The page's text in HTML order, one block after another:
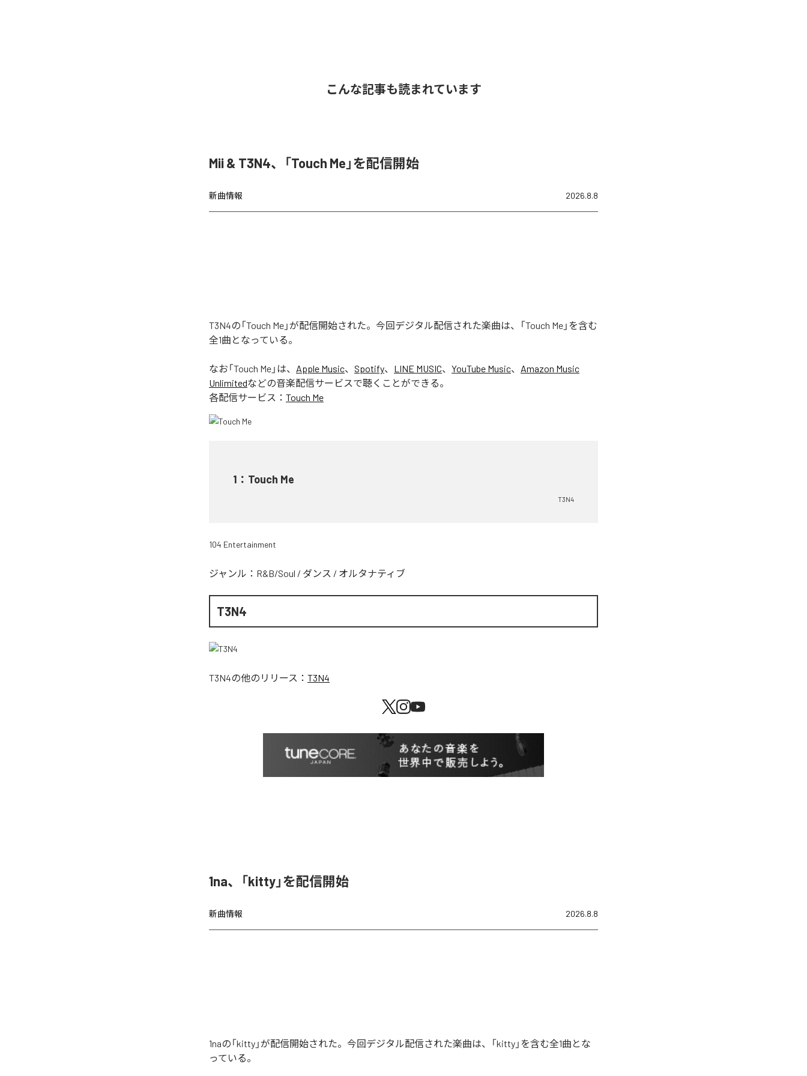
こんな記事も読まれています
Mii & T3N4、「Touch Me」を配信開始
新曲情報 2026.8.8
T3N4の「Touch Me」が配信開始された。今回デジタル配信された楽曲は、「Touch Me」を含む
全1曲となっている。
なお「Touch Me 」は、 Apple Music、 Spotify、 LINE MUSIC、 YouTube Music、 Amazon Music
Unlimitedなどの音楽配信サービスで聴くことができる。
各配信サービス： Touch Me
1 ： Touch Me
T3N4
104 Entertainment
ジャンル： R&B/Soul / ダンス / オルタナティブ
T3N4
T3N4の他のリリース： T3N4
1na、「kitty」を配信開始
新曲情報 2026.8.8
1naの「kitty」が配信開始された。今回デジタル配信された楽曲は、「kitty」を含む全1曲とな
っている。